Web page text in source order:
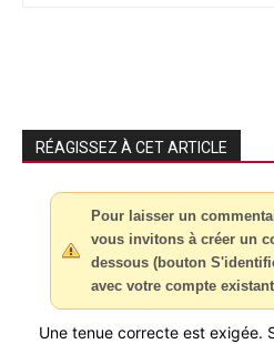
RÉAGISSEZ À CET ARTICLE
Pour laisser un
vous invitons à créer un
dessous (bouton
avec votre compte
Une tenue correcte est exigée.